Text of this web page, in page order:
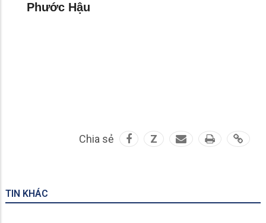
Phước Hậu
Chia sẻ Z
TIN KHÁC